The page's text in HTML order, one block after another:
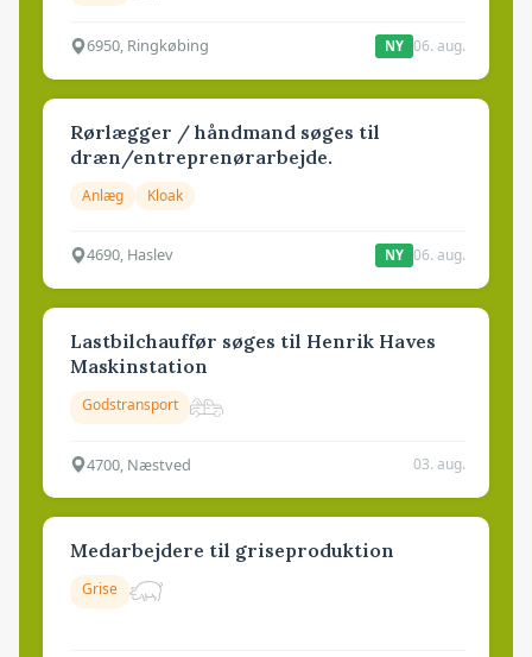
6950, Ringkøbing NY 06. aug.
Rørlægger / håndmand søges til
dræn/entreprenørarbejde.
Anlæg Kloak
4690, Haslev NY 06. aug.
Lastbilchauffør søges til Henrik Haves
Maskinstation
Godstransport
4700, Næstved 03. aug.
Medarbejdere til griseproduktion
Grise